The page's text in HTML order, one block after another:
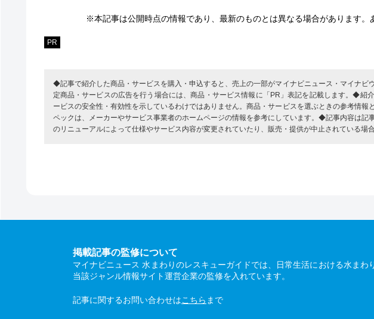
※本記事は公開時点の情報であり、最新のものとは異なる場合があります。
PR
◆記事で紹介した商品・サービスを購入・申込すると、売上の一部がマイナビニュース・マイナ
定商品・サービスの広告を行う場合には、商品・サービス情報に「PR」表記を記載します。◆紹
ービスの安全性・有効性を示しているわけではありません。商品・サービスを選ぶときの参考情
ペックは、メーカーやサービス事業者のホームページの情報を参考にしています。◆記事内容は記
のリニューアルによって仕様やサービス内容が変更されていたり、販売・提供が中止されている場合
掲載記事の監修について
マイナビニュース 水まわりのレスキューガイドでは、日常生活における水ま
当該ジャンル情報サイト運営企業の監修を入れています。
記事に関するお問い合わせはこちら まで